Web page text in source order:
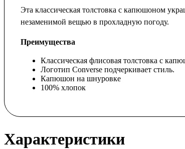
Эта классическая толстовка с капюшоном
незаменимой вещью в прохладную погоду.
Преимущества
Классическая флисовая толстовка с
Логотип Converse подчеркивает стиль.
Капюшон на шнуровке
100% хлопок
Характеристики